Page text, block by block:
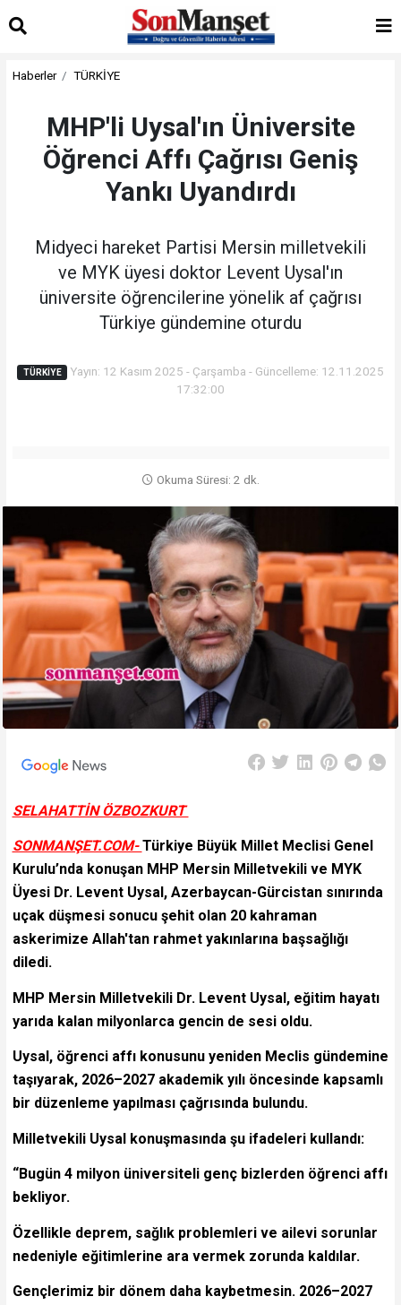
Haberler TÜRKİYE
MHP'li Uysal'ın Üniversite
Öğrenci Affı Çağrısı Geniş
Yankı Uyandırdı
Midyeci hareket Partisi Mersin milletvekili
ve MYK üyesi doktor Levent Uysal'ın
üniversite öğrencilerine yönelik af çağrısı
Türkiye gündemine oturdu
TÜRKİYE
Yayın: 12 Kasım 2025 - Çarşamba - Güncelleme: 12.11.2025
17:32:00
Okuma Süresi: 2 dk.
SELAHATTİN ÖZBOZKURT
SONMANŞET.COM-Türkiye Büyük Millet Meclisi Genel
Kurulu’nda konuşan MHP Mersin Milletvekili ve MYK
Üyesi Dr. Levent Uysal, Azerbaycan-Gürcistan sınırında
uçak düşmesi sonucu şehit olan 20 kahraman
askerimize Allah'tan rahmet yakınlarına başsağlığı
diledi.
MHP Mersin Milletvekili Dr. Levent Uysal, eğitim hayatı
yarıda kalan milyonlarca gencin de sesi oldu.
Uysal, öğrenci affı konusunu yeniden Meclis gündemine
taşıyarak, 2026–2027 akademik yılı öncesinde kapsamlı
bir düzenleme yapılması çağrısında bulundu.
Milletvekili Uysal konuşmasında şu ifadeleri kullandı:
“Bugün 4 milyon üniversiteli genç bizlerden öğrenci affı
bekliyor.
Özellikle deprem, sağlık problemleri ve ailevi sorunlar
nedeniyle eğitimlerine ara vermek zorunda kaldılar.
Gençlerimiz bir dönem daha kaybetmesin. 2026–2027